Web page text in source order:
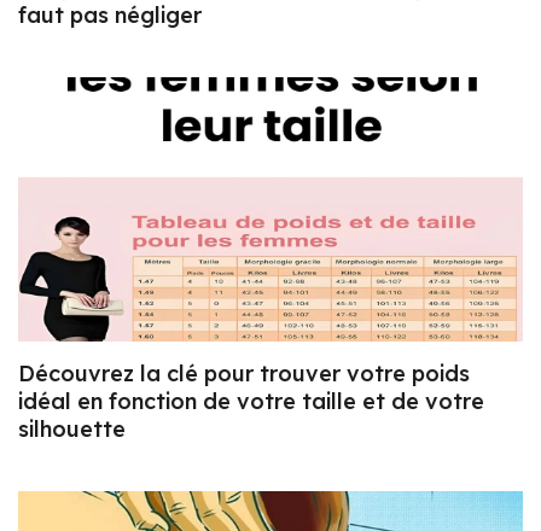
faut pas négliger
Découvrez la clé pour trouver votre poids
idéal en fonction de votre taille et de votre
silhouette